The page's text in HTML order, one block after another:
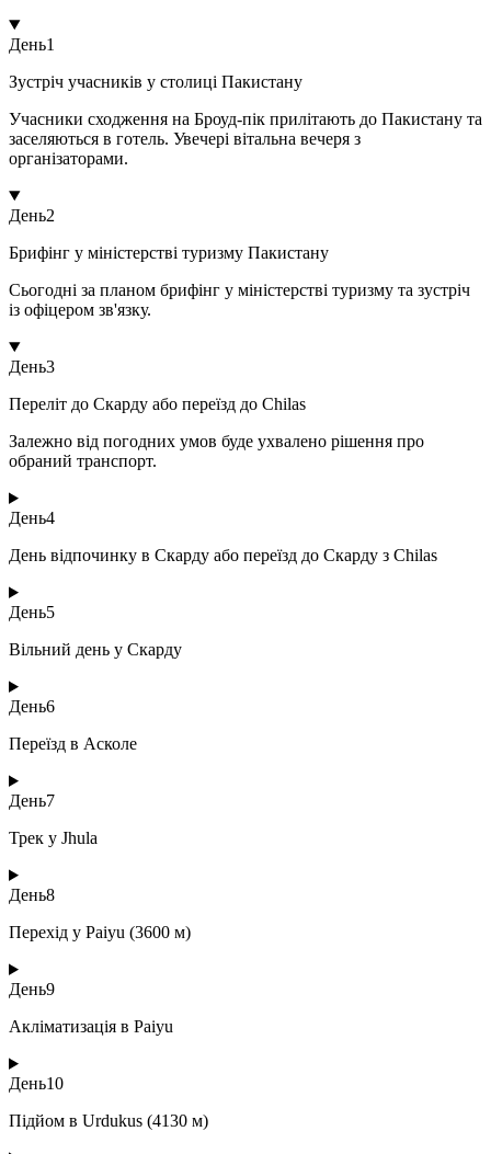
День1
Зустріч учасників у столиці Пакистану
Учасники сходження на Броуд-пік прилітають до Пакистану та
заселяються в готель. Увечері вітальна вечеря з
організаторами.
День2
Брифінг у міністерстві туризму Пакистану
Сьогодні за планом брифінг у міністерстві туризму та зустріч
із офіцером зв'язку.
День3
Переліт до Скарду або переїзд до Chilas
Залежно від погодних умов буде ухвалено рішення про
обраний транспорт.
День4
День відпочинку в Скарду або переїзд до Скарду з Chilas
День5
Вільний день у Скарду
День6
Переїзд в Асколе
День7
Трек у Jhula
День8
Перехід у Paiyu (3600 м)
День9
Акліматизація в Paiyu
День10
Підйом в Urdukus (4130 м)